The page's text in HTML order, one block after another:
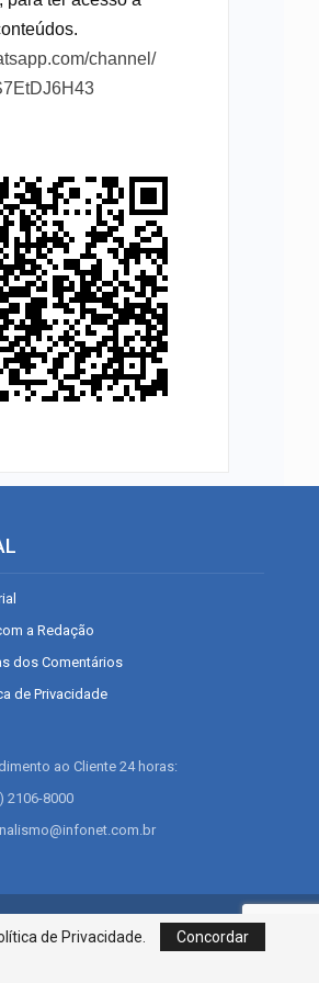
channel/
a Redação
dos Comentários
de Privacidade
ao Cliente 24 horas:
2106-8000
CEP 49015-030, Fone: 79.2106.8000 - CI
Centro de Informações LTDA
de Privacidade.
Concordar